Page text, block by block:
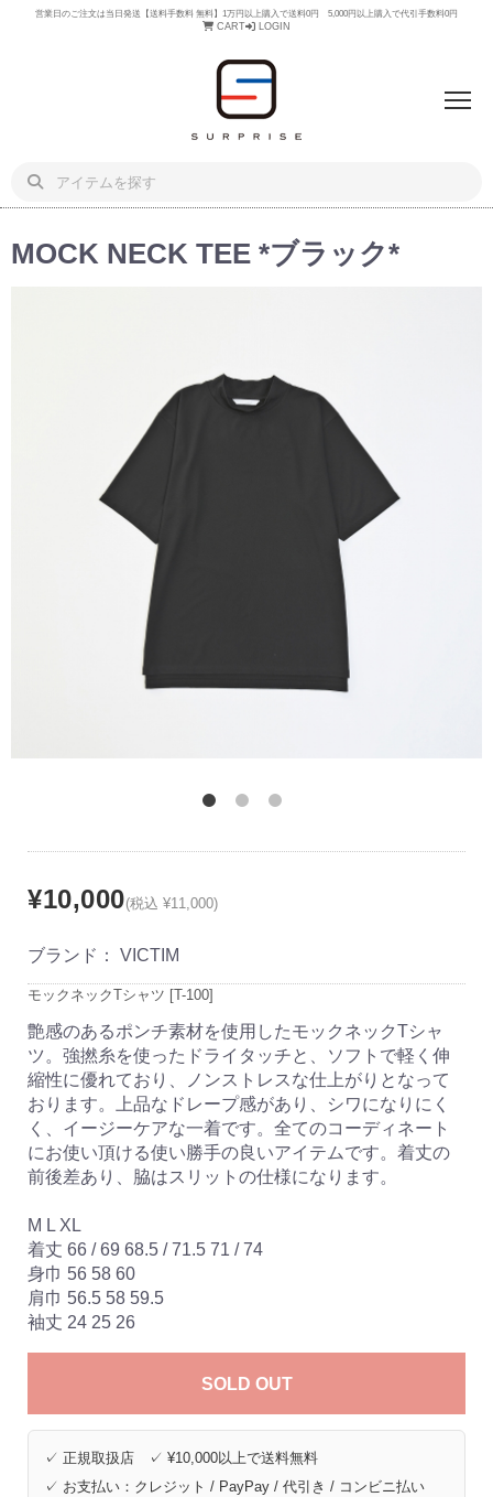
営業日のご注文は当日発送【送料手数料 無料】1万円以上購入で送料0円 5,000円以上購入で代引手数料0円
CART LOGIN
MOCK NECK TEE *ブラック*
¥10,000(税込 ¥11,000)
ブランド： VICTIM
モックネックTシャツ [T-100]
艶感のあるポンチ素材を使用したモックネックTシャ
ツ。強撚糸を使ったドライタッチと、ソフトで軽く伸
縮性に優れており、ノンストレスな仕上がりとなって
おります。上品なドレープ感があり、シワになりにく
く、イージーケアな一着です。全てのコーディネート
にお使い頂ける使い勝手の良いアイテムです。着丈の
前後差あり、脇はスリットの仕様になります。
M L XL
着丈 66 / 69 68.5 / 71.5 71 / 74
身巾 56 58 60
肩巾 56.5 58 59.5
袖丈 24 25 26
SOLD OUT
✓ 正規取扱店 ✓ ¥10,000以上で送料無料
✓ お支払い：クレジット / PayPay / 代引き / コンビニ払い